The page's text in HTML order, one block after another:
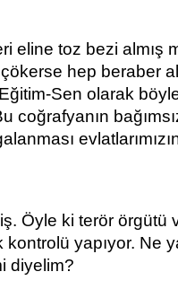
eline toz bezi almış
hep beraber
Sen olarak
coğrafyanın
Öyle ki terör örgütü
yapıyor. Ne
diyelim?